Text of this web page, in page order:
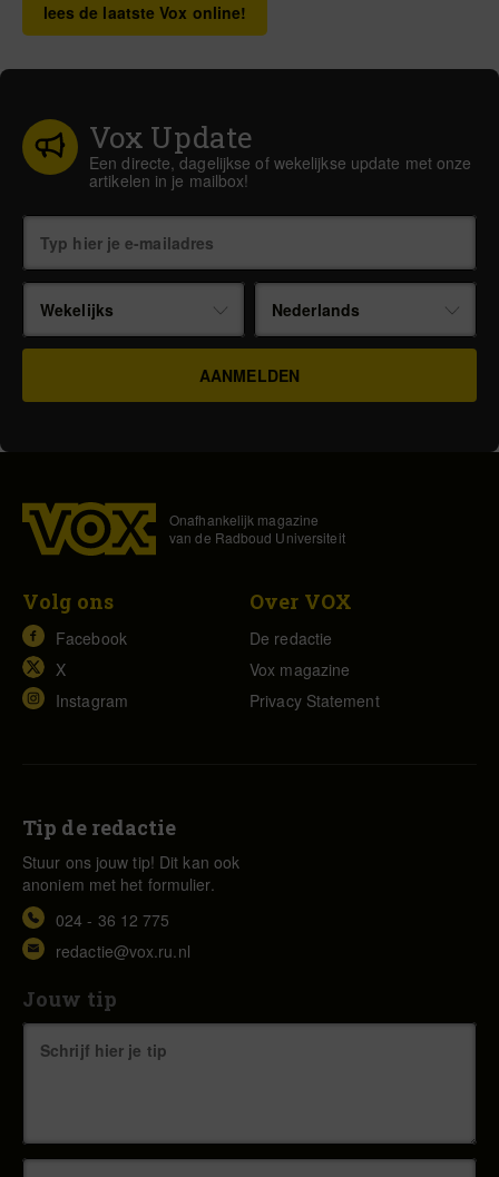
lees de laatste Vox online!
Vox Update
Een directe, dagelijkse of wekelijkse update met onze
artikelen in je mailbox!
Wekelijks Nederlands
Onafhankelijk magazine
van de Radboud Universiteit
Volg ons
Facebook
X
Instagram
Over VOX
De redactie
Vox magazine
Privacy Statement
Tip de redactie
Stuur ons jouw tip! Dit kan ook
anoniem met het formulier.
024 - 36 12 775
redactie@vox.ru.nl
Jouw tip